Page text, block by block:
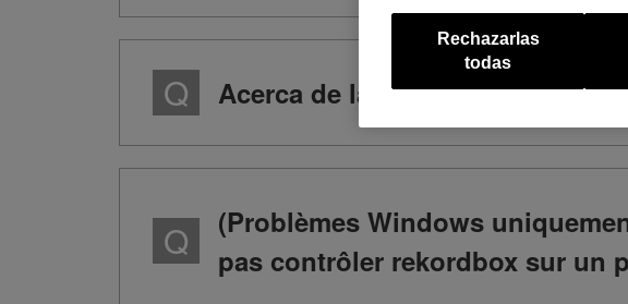
Acerca de la desaparición de la
(Problèmes Windows
pas contrôler rekordbox sur un
Rechazarlas
todas